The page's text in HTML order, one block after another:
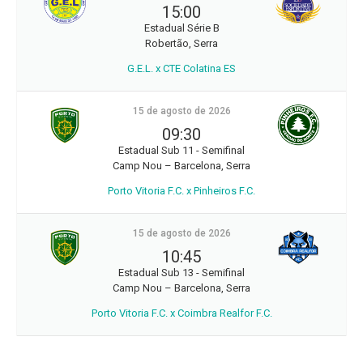
15:00
Estadual Série B
Robertão, Serra
G.E.L. x CTE Colatina ES
15 de agosto de 2026
09:30
Estadual Sub 11 - Semifinal
Camp Nou – Barcelona, Serra
Porto Vitoria F.C. x Pinheiros F.C.
15 de agosto de 2026
10:45
Estadual Sub 13 - Semifinal
Camp Nou – Barcelona, Serra
Porto Vitoria F.C. x Coimbra Realfor F.C.